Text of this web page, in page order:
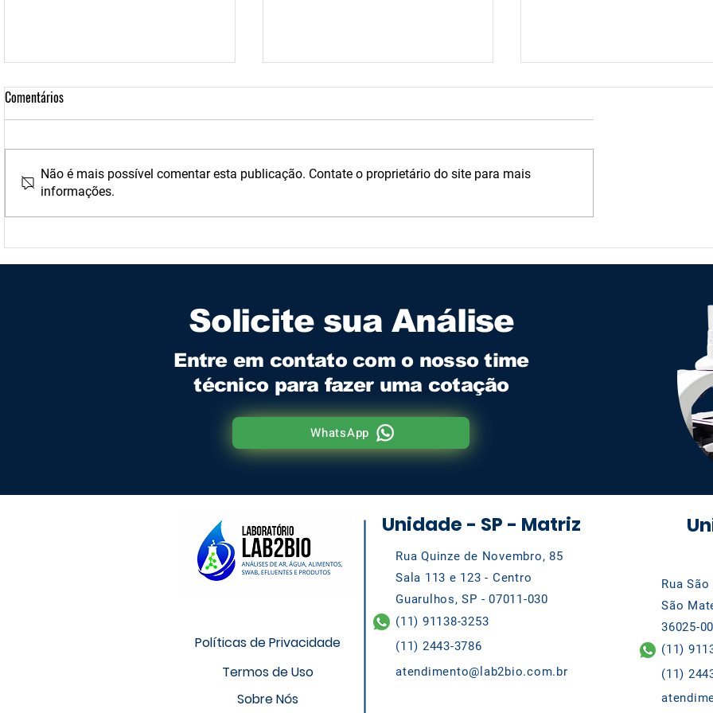
Guia de Análise de Água para
Água para Diálise: Garanta a Pureza
Da Torneira ao Leito:
Comentários
Não é mais possível comentar esta publicação. Contate o proprietário do site para mais
informações.
Solicite sua Análise
Entre em contato com o nosso time
técnico para fazer uma cotação
WhatsApp
Unidade - SP - Matriz
Rua Quinze de Novembro, 85
Sala 113 e 123 - Centro
Guarulhos, SP - 07011-030
(11) 91138-3253
(11) 2443-3786
atendimento@lab2bio.com.br
Políticas de Privacidade
Termos de Uso
Sobre Nós
Rua
São
36025-
(11)
(11)